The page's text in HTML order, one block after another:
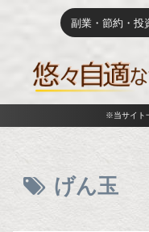
副業・節約・投
※当サイト
げん玉